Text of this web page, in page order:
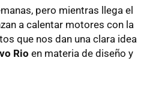
pero mientras llega el
a calentar motores con la
que nos dan una clara idea
Rio en materia de diseño y